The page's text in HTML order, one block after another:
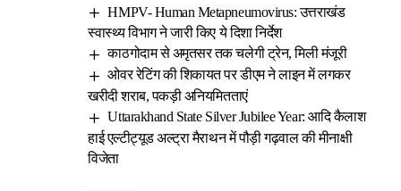
HMPV- Human Metapneumovirus: उत्तराखंड
स्वास्थ्य विभाग ने जारी किए ये दिशा निर्देश
काठगोदाम से अमृतसर तक चलेगी ट्रेन, मिली मंजूरी
ओवर रेटिंग की शिकायत पर डीएम ने लाइन में लगकर
खरीदी शराब, पकड़ी अनियमितताएं
Uttarakhand State Silver Jubilee Year: आदि कैलाश
हाई एल्टीट्यूड अल्ट्रा मैराथन में पौड़ी गढ़वाल की मीनाक्षी
विजेता